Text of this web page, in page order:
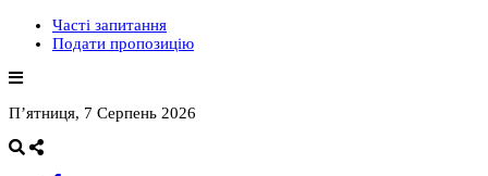
Часті запитання
Подати пропозицію
П’ятниця, 7 Серпень 2026